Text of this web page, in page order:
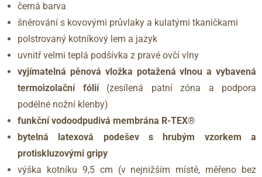
černá barva
šněrování s kovovými průvlaky a kulatými tkaničkami
polstrovaný kotníkový lem a jazyk
uvnitř velmi teplá podšívka z pravé ovčí vlny
vyjímatelná pěnová vložka potažená vlnou a vybavená
termoizolační fólií(zesílená patní zóna a podpora
podélné nožní klenby)
funkční vodoodpudivá membrána R-TEX®
bytelná latexová podešev s hrubým vzorkem a
protiskluzovými gripy
výška kotníku 9,5 cm (v nejnižším místě, měřeno bez